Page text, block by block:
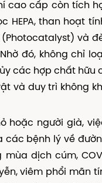
cao cấp còn tích
HEPA, than hoạt
và
đó, không chỉ
các hợp chất hữu
và duy trì không
hoặc người già,
các bệnh lý về
dịch cúm,
viêm phổi mãn